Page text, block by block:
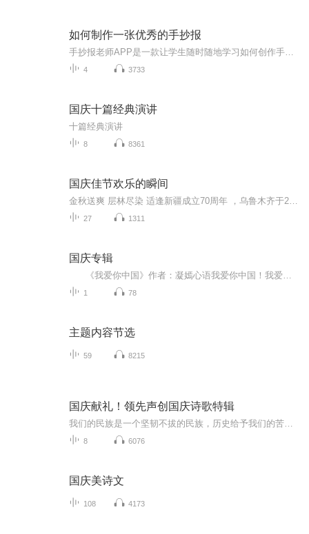
如何制作一张优秀的手抄报
4 3733
国庆十篇经典演讲
十篇经典演讲
8 8361
国庆佳节欢乐的瞬间
27 1311
国庆专辑
1 78
主题内容节选
59 8215
国庆献礼！领先声创国庆诗歌特辑
8 6076
国庆美诗文
108 4173